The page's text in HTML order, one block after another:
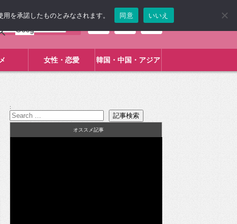
女性・恋愛 韓国・中国・アジア
:
オススメ記事
を承諾したものとみなされます。 同意 いいえ